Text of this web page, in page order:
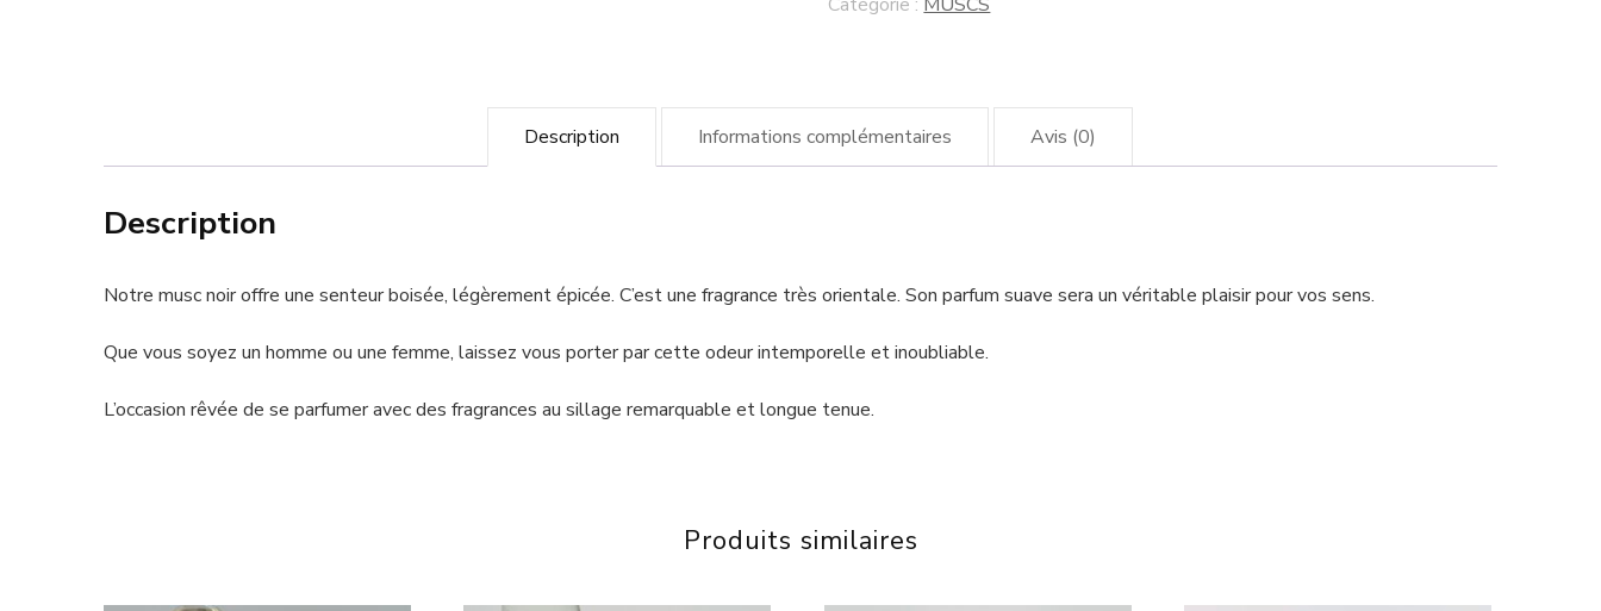
Description Informations complémentaires Avis (0)
Description
Notre musc noir offre une senteur boisée, légèrement épicée. C’est une fragrance très orientale. Son parfum suave sera un véritable plaisir pour vos sens.
Que vous soyez un homme ou une femme, laissez vous porter par cette odeur intemporelle et inoubliable.
L’occasion rêvée de se parfumer avec des fragrances au sillage remarquable et longue tenue.
Produits similaires